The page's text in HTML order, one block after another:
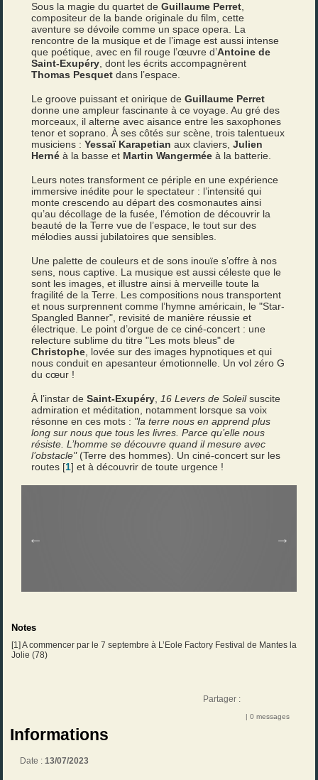
Sous la magie du quartet deGuillaume Perret
compositeur de la bande originale du film, cette
aventure se dévoile comme un space opera. La
rencontre de la musique et de l’image est aussi intense
que poétique, avec en fil rouge l’œuvre d’Antoine de
Saint-Exupéry , dont les écrits accompagnèrent
Thomas Pesquet dans l’espace.
Le groove puissant et onirique deGuillaume Perret
donne une ampleur fascinante à ce voyage. Au gré des
morceaux, il alterne avec aisance entre les saxophones
tenor et soprano. À ses côtés sur scène, trois talentueux
musiciens :Yessaï Karapetian aux claviers,Julien
Herné à la basse et Martin Wangermée à la batterie.
Leurs notes transforment ce périple en une expérience
immersive inédite pour le spectateur : l’intensité qui
monte crescendo au départ des cosmonautes ainsi
qu’au décollage de la fusée, l’émotion de découvrir la
beauté de la Terre vue de l’espace, le tout sur des
mélodies aussi jubilatoires que sensibles.
Une palette de couleurs et de sons inouïe s’offre à nos
sens, nous captive. La musique est aussi céleste que le
sont les images, et illustre ainsi à merveille toute la
fragilité de la Terre. Les compositions nous transportent
et nous surprennent comme l’hymne américain, le "Star-
Spangled Banner", revisité de manière réussie et
électrique. Le point d’orgue de ce ciné-concert : une
relecture sublime du titre "Les mots bleus" de
Christophe , lovée sur des images hypnotiques et qui
nous conduit en apesanteur émotionnelle. Un vol zéro G
du cœur !
À l’instar deSaint-Exupéry 16 Levers de Soleilsuscite
admiration et méditation, notamment lorsque sa voix
résonne en ces mots : "la terre nous en apprend plus
long sur nous que tous les livres. Parce qu’elle nous
résiste. L’homme se découvre quand il mesure avec
l’obstacle"(Terre des hommes). Un ciné-concert sur les
routes [1] et à découvrir de toute urgence !
Notes
[1] A commencer par le 7 septembre à L’Eole Factory Festival de Mantes la
Jolie (78)
Partager :
| 0 messages
Informations
Date :13/07/2023